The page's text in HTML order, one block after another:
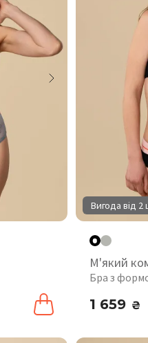
Вигода від 2
М'який
Бра з
1 659 ₴